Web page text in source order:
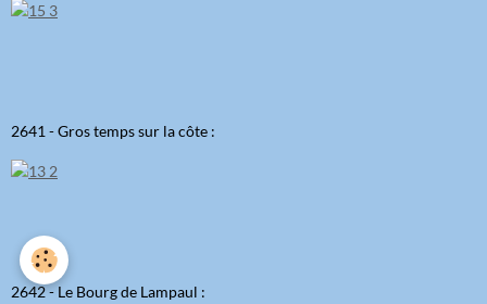
2641 - Gros temps sur la côte :
2642 - Le Bourg de Lampaul :